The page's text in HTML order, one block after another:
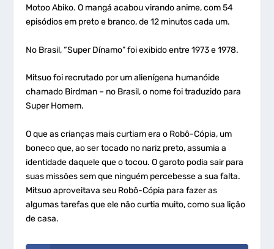
Motoo Abiko. O mangá acabou virando anime, com 54
episódios em preto e branco, de 12 minutos cada um.
No Brasil, “Super Dínamo” foi exibido entre 1973 e 1978.
Mitsuo foi recrutado por um alienígena humanóide
chamado Birdman – no Brasil, o nome foi traduzido para
Super Homem.
O que as crianças mais curtiam era o Robô-Cópia, um
boneco que, ao ser tocado no nariz preto, assumia a
identidade daquele que o tocou. O garoto podia sair para
suas missões sem que ninguém percebesse a sua falta.
Mitsuo aproveitava seu Robô-Cópia para fazer as
algumas tarefas que ele não curtia muito, como sua lição
de casa.